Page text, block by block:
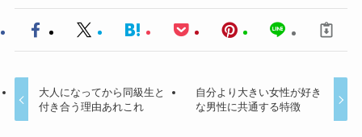
大人になってから同級生と
付き合う理由あれこれ
自分より大きい女性が好き
な男性に共通する特徴